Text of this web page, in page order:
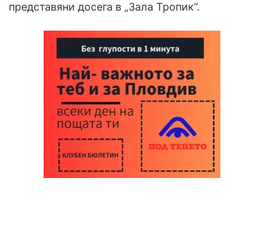
представяни досега в „Зала Тропик“.